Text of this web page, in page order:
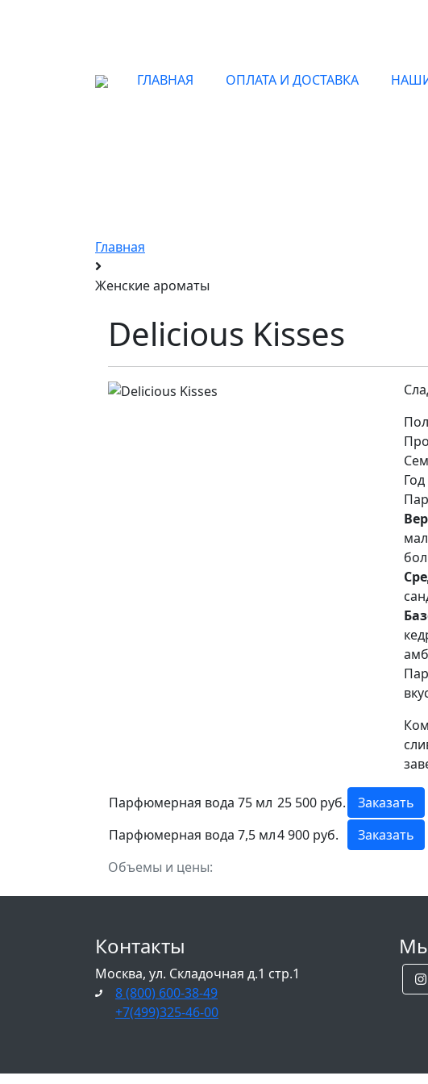
ГЛАВНАЯ ОПЛАТА И ДОСТАВКА
Главная
Женские ароматы
Delicious Kisses
Пол
Объемы и цены:
Парфюмерная вода 75 мл 25 500 руб.
Заказать
Парфюмерная вода 7,5 мл4 900 руб. Заказать
Контакты
Москва, ул. Складочная д.1 стр.1
8 (800) 600-38-49
+7(499)325-46-00